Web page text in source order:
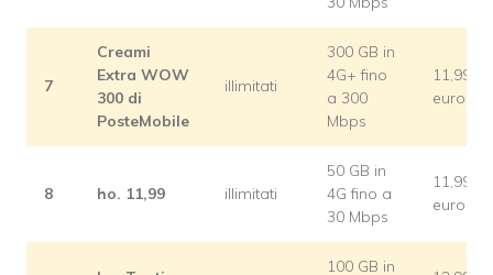
7
Creami
Extra WOW
300 di
PosteMobile
illimitati
300 GB in
4G+ fino
a 300
Mbps
11,99
euro
8 ho. 11,99 illimitati
50 GB in
4G fino a
30 Mbps
11,99
euro
100 GB in